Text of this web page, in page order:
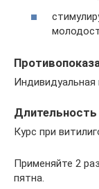
Длительность
Курс при
Применяйте 2
пятна.